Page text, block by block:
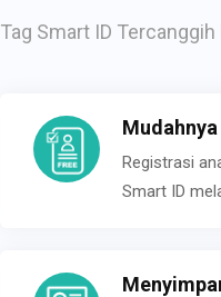
Tag Smart ID
Registrasi
Smart ID